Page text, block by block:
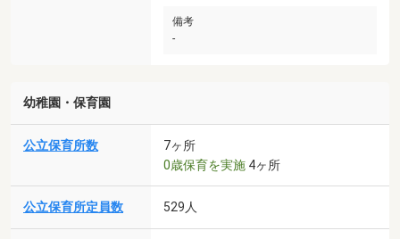
備考
-
幼稚園・保育園
公立保育所数
7ヶ所
0歳保育を実施 4ヶ所
公立保育所定員数 529人